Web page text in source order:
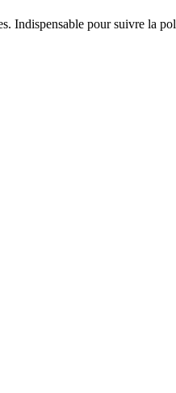
Indispensable pour suivre la